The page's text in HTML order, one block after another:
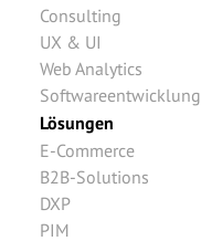
Consulting
UX & UI
Web Analytics
Softwareentwicklung
Lösungen
E-Commerce
B2B-Solutions
DXP
PIM